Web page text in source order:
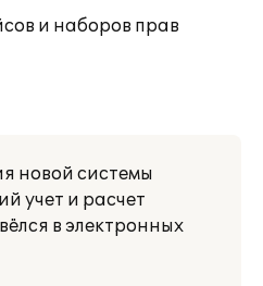
и наборов прав
новой системы
учет и расчет
в электронных